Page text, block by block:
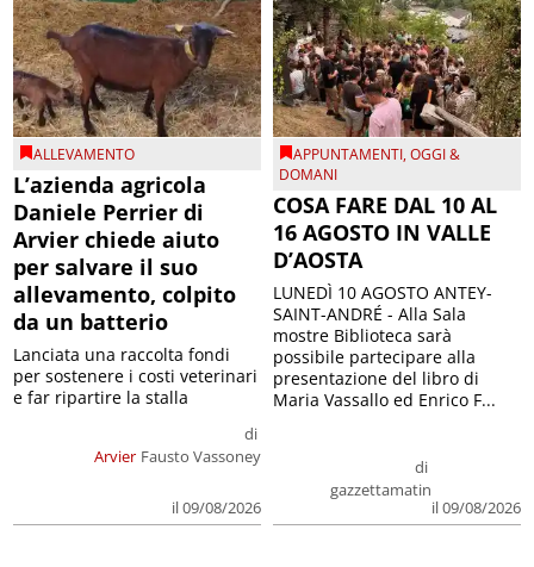
ALLEVAMENTO
L’azienda agricola
Daniele Perrier di
Arvier chiede aiuto
per salvare il suo
allevamento, colpito
da un batterio
Arvier
di
Fausto Vassoney
il 09/08/2026
Lanciata una raccolta fondi
per sostenere i costi veterinari
e far ripartire la stalla
APPUNTAMENTI,OGGI &
DOMANI
COSA FARE DAL 10 AL
16 AGOSTO IN VALLE
D’AOSTA
di
gazzettamatin
il 09/08/2026
LUNEDÌ 10 AGOSTO ANTEY-
SAINT-ANDRÉ - Alla Sala
mostre Biblioteca sarà
possibile partecipare alla
presentazione del libro di
Maria Vassallo ed Enrico F...